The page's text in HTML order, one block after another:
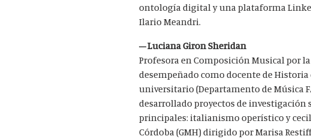
ontología digital y una plataforma
Ilario Meandri.
– Luciana Giron Sheridan
Profesora en Composición Musical por
desempeñado como docente de
universitario (Departamento de Música
desarrollado proyectos de
principales: italianismo operístico y
Córdoba (GMH) dirigido por Marisa